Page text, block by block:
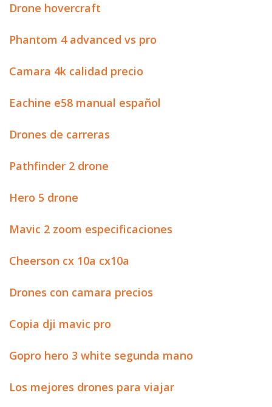
Drone hovercraft
Phantom 4 advanced vs pro
Camara 4k calidad precio
Eachine e58 manual español
Drones de carreras
Pathfinder 2 drone
Hero 5 drone
Mavic 2 zoom especificaciones
Cheerson cx 10a cx10a
Drones con camara precios
Copia dji mavic pro
Gopro hero 3 white segunda mano
Los mejores drones para viajar